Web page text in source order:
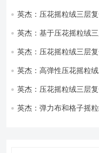
英杰：压花摇粒绒三层
英杰：基于压花摇粒绒
英杰：压花摇粒绒三层
英杰：高弹性压花摇粒
英杰：压花摇粒绒三层
英杰：弹力布和格子摇